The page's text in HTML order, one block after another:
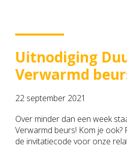
Uitnodiging
Verwarmd
22 september 2021
Over minder dan een week
Verwarmd beurs! Kom je ook?
de invitatiecode voor onze